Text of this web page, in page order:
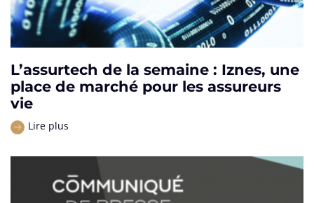
L’assurtech de la semaine : Iznes, une
place de marché pour les assureurs
vie
Lire plus